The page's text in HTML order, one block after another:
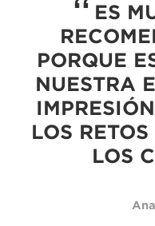
ES
PORQUE
NUESTRA
LOS
LOS